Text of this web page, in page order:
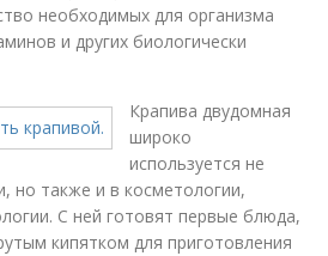
необходимых для организма
и других биологически
Крапива двудомная
широко
используется не
но также и в косметологии,
С ней готовят первые блюда,
кипятком для приготовления